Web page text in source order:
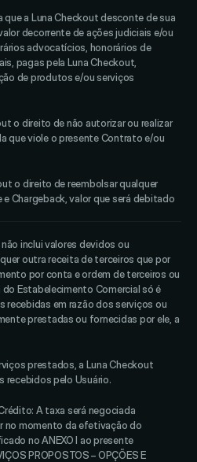
que a Luna Checkout desconte de sua
decorrente de ações judiciais e/ou
advocatícios, honorários de
pagas pela Luna Checkout,
de produtos e/ou serviços
o direito de não autorizar ou realizar
que viole o presente Contrato e/ou
o direito de reembolsar qualquer
Chargeback, valor que será debitado
inclui valores devidos ou
outra receita de terceiros que por
por conta e ordem de terceiros ou
Estabelecimento Comercial só é
em razão dos serviços ou
prestadas ou fornecidas por ele, a
prestados, a Luna Checkout
recebidos pelo Usuário.
A taxa será negociada
no momento da efetivação do
no ANEXO I ao presente
PROPOSTOS – OPÇÕES E